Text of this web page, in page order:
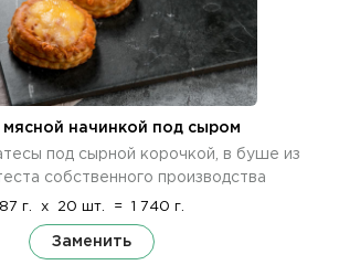
мясной начинкой под сыром
под сырной корочкой, в буше из
собственного производства
87 г. x 20 шт. = 1 740 г.
Заменить